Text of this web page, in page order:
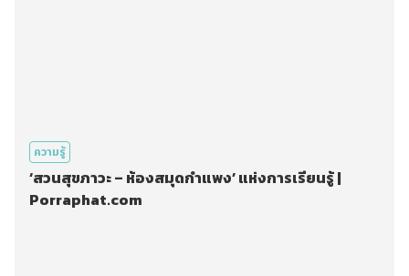
ความรู้
‘สวนสุขภาวะ – ห้องสมุดกำแพง’ แห่งการเรียนรู้ |
Porraphat.com